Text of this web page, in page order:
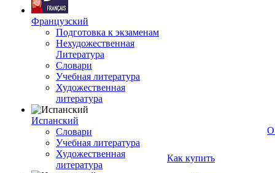
Французский
Подготовка к экзаменам
Нехудожественная
Литература
Словари
Учебная литература
Художественная
литература
Испанский
Словари
Учебная литература
Художественная
литература
Как купить
О